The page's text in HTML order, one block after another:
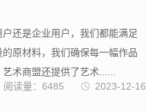
还是企业用户，我们都能满足
原材料，我们确保每一幅作品
术商盟还提供了艺术......
2023-12-16
阅读量：6485